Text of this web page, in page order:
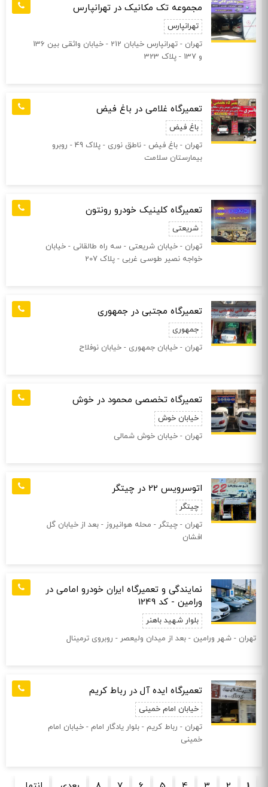
مجموعه تک مکانیک در تهرانپارس
تهرانپارس
تهران - تهرانپارس خیابان 212 - خیابان واثقی بین 136
و 137 - پلاک 323
تعمیرگاه غلامی در باغ فیض
باغ فیض
تهران - باغ فیض - ناطق نوری - پلاک 49 - روبرو
بیمارستان سلامت
تعمیرگاه کلینیک خودرو رونتون
شریعتی
تهران - خیابان شریعتی - سه راه طالقانی - خیابان
خواجه نصیر طوسی غربی - پلاک 207
تعمیرگاه مجتبی در جمهوری
جمهوری
تهران - خیابان جمهوری - خیابان نوفلاح
تعمیرگاه تخصصی محمود در خوش
خیابان خوش
تهران - خیابان خوش شمالی
اتوسرویس 22 در چیتگر
چیتگر
تهران - چیتگر - محله هوانیروز - بعد از خیابان گل
افشان
نمایندگی و تعمیرگاه ایران خودرو امامی در
ورامین - کد 1249
بلوار شهید باهنر
تهران - شهر ورامین - بعد از میدان ولیعصر - روبروی ترمینال
تعمیرگاه ایده‌ آل در رباط کریم
خیابان امام خمینی
تهران - رباط کریم - بلوار یادگار امام - خیابان امام
خمینی
صفحه‌ها